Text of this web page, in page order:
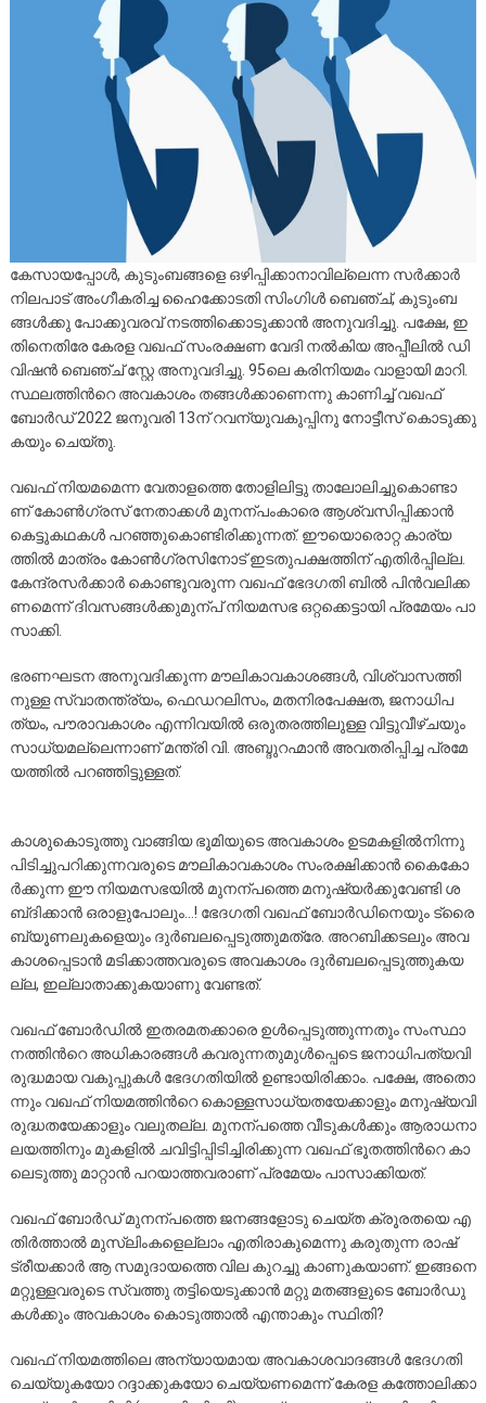
കേ​സാ​യ​പ്പോ​ൾ, കു​ടും​ബ​ങ്ങ​ളെ ഒ​ഴി​പ്പി​ക്കാ​നാ​വി​ല്ലെ​ന്ന സ​ർ​ക്കാ​ർ
നി​ല​പാ​ട് അം​ഗീ​ക​രി​ച്ച ഹൈ​ക്കോ​ട​തി സിം​ഗി​ൾ ബെ​ഞ്ച്, കു​ടും​ബ​
ങ്ങ​ൾ​ക്കു പോ​ക്കു​വ​ര​വ് ന​ട​ത്തി​ക്കൊ​ടു​ക്കാ​ൻ അ​നു​വ​ദി​ച്ചു. പ​ക്ഷേ, ഇ​
തി​നെ​തി​രേ കേ​ര​ള വ​ഖ​ഫ് സം​ര​ക്ഷ​ണ വേ​ദി ന​ൽ​കി​യ അ​പ്പീ​ലി​ൽ ഡി​
വി​ഷ​ൻ ബെ​ഞ്ച് സ്റ്റേ ​അ​നു​വ​ദി​ച്ചു. 95ലെ ​ക​രി​നി​യ​മം വാ​ളാ​യി മാ​റി.
സ്ഥ​ല​ത്തി​ന്‍റെ അ​വ​കാ​ശം ത​ങ്ങ​ൾ​ക്കാ​ണെ​ന്നു കാ​ണി​ച്ച് വ​ഖ​ഫ്
ബോ​ർ​ഡ് 2022 ജ​നു​വ​രി 13ന് ​റ​വ​ന്യു​വ​കു​പ്പി​നു നോ​ട്ടീ​സ് കൊ​ടു​ക്കു​
ക​യും ചെ​യ്തു.
വ​ഖ​ഫ് നി​യ​മ​മെ​ന്ന വേ​താ​ള​ത്തെ തോ​ളി​ലി​ട്ടു താ​ലോ​ലി​ച്ചു​കൊ​ണ്ടാ​
ണ് കോ​ൺ​ഗ്ര​സ് നേ​താ​ക്ക​ൾ മു​ന​ന്പം​കാ​രെ ആ​ശ്വ​സി​പ്പി​ക്കാ​ൻ
കെ​ട്ടു​ക​ഥ​ക​ൾ പ​റ​ഞ്ഞു​കൊ​ണ്ടി​രി​ക്കു​ന്ന​ത്. ഈ​യൊ​രൊ​റ്റ കാ​ര്യ​
ത്തി​ൽ മാ​ത്രം കോ​ൺ​ഗ്ര​സി​നോ​ട് ഇ​ട​തു​പ​ക്ഷ​ത്തി​ന് എ​തി​ർ​പ്പി​ല്ല.
കേ​ന്ദ്ര​സ​ർ​ക്കാ​ർ കൊ​ണ്ടു​വ​രു​ന്ന വ​ഖ​ഫ് ഭേ​ദ​ഗ​തി ബി​ൽ പി​ൻ​വ​ലി​ക്ക​
ണ​മെ​ന്ന് ദി​വ​സ​ങ്ങ​ൾ​ക്കു​മു​ന്പ് നി​യ​മ​സ​ഭ ഒ​റ്റ​ക്കെ​ട്ടാ​യി പ്ര​മേ​യം പാ​
സാ​ക്കി.
ഭ​ര​ണ​ഘ​ട​ന അ​നു​വ​ദി​ക്കു​ന്ന മൗ​ലി​കാ​വ​കാ​ശ​ങ്ങ​ൾ, വി​ശ്വാ​സ​ത്തി​
നു​ള്ള സ്വാ​ത​ന്ത്ര്യം, ഫെ​ഡ​റ​ലി​സം, മ​ത​നി​ര​പേ​ക്ഷ​ത, ജ​നാ​ധി​പ​
ത്യം, പൗ​രാ​വ​കാ​ശം എ​ന്നി​വ​യി​ൽ ഒ​രു​ത​ര​ത്തി​ലു​ള്ള വി​ട്ടു​വീ​ഴ്‌​ച​യും
സാ​ധ്യ​മ​ല്ലെ​ന്നാ​ണ് മ​ന്ത്രി വി. ​അ​ബ്ദു​റ​ഹ്മാ​ൻ അ​വ​ത​രി​പ്പി​ച്ച പ്ര​മേ​
യ​ത്തി​ൽ പ​റ​ഞ്ഞി​ട്ടു​ള്ള​ത്.
കാ​ശു​കൊ​ടു​ത്തു വാ​ങ്ങി​യ ഭൂ​മി​യു​ടെ അ​വ​കാ​ശം ഉ​ട​മ​ക​ളി​ൽ​നി​ന്നു
പി​ടി​ച്ചു​പ​റി​ക്കു​ന്ന​വ​രു​ടെ മൗ​ലി​കാ​വ​കാ​ശം സം​ര​ക്ഷി​ക്കാ​ൻ കൈ​കോ​
ർ​ക്കു​ന്ന ഈ ​നി​യ​മ​സ​ഭ​യി​ൽ മു​ന​ന്പ​ത്തെ മ​നു​ഷ്യ​ർ​ക്കു​വേ​ണ്ടി ശ​
ബ‌്ദി​ക്കാ​ൻ ഒ​രാ​ളു​പോ​ലും…! ഭേ​ദ​ഗ​തി വ​ഖ​ഫ് ബോ​ർ​ഡി​നെ​യും ട്രൈ​
ബ്യൂ​ണ​ലു​ക​ളെ​യും ദു​ർ​ബ​ല​പ്പെ​ടു​ത്തു​മ​ത്രേ. അ​റ​ബി​ക്ക​ട​ലും അ​വ​
കാ​ശ​പ്പെ​ടാ​ൻ മ​ടി​ക്കാ​ത്ത​വ​രു​ടെ അ​വ​കാ​ശം ദു​ർ​ബ​ല​പ്പെ​ടു​ത്തു​ക​യ​
ല്ല, ഇ​ല്ലാ​താ​ക്കു​ക​യാ​ണു വേ​ണ്ട​ത്.
വ​ഖ​ഫ് ബോ​ർ​ഡി​ൽ ഇ​ത​ര​മ​ത​ക്കാ​രെ ഉ​ൾ​പ്പെ​ടു​ത്തു​ന്ന​തും സം​സ്ഥാ​
ന​ത്തി​ന്‍റെ അ​ധി​കാ​ര​ങ്ങ​ൾ ക​വ​രു​ന്ന​തു​മു​ൾ​പ്പെ​ടെ ജ​നാ​ധി​പ​ത്യ​വി​
രു​ദ്ധ​മാ​യ വ​കു​പ്പു​ക​ൾ ഭേ​ദ​ഗ​തി​യി​ൽ ഉ​ണ്ടാ​യി​രി​ക്കാം. പ​ക്ഷേ, അ​തൊ​
ന്നും വ​ഖ​ഫ് നി​യ​മ​ത്തി​ന്‍റെ കൊ​ള്ള​സാ​ധ്യ​ത​യേ​ക്കാ​ളും മ​നു​ഷ്യ​വി​
രു​ദ്ധ​ത​യേ​ക്കാ​ളും വ​ലു​ത​ല്ല. മു​ന​ന്പ​ത്തെ വീ​ടു​ക​ൾ​ക്കും ആ​രാ​ധ​നാ​
ല​യ​ത്തി​നും മു​ക​ളി​ൽ ച​വി​ട്ടി​പ്പി​ടി​ച്ചി​രി​ക്കു​ന്ന വ​ഖ​ഫ് ഭൂ​ത​ത്തി​ന്‍റെ കാ​
ലെ​ടു​ത്തു മാ​റ്റാ​ൻ പ​റ​യാ​ത്ത​വ​രാ​ണ് പ്ര​മേ​യം പാ​സാ​ക്കി​യ​ത്.
വ​ഖ​ഫ് ബോ​ർ​ഡ് മു​ന​ന്പ​ത്തെ ജ​ന​ങ്ങ​ളോ​ടു ചെ​യ്ത ക്രൂ​ര​ത​യെ എ​
തി​ർ​ത്താ​ൽ മു​സ്‌​ലിം​ക​ളെ​ല്ലാം എ​തി​രാ​കു​മെ​ന്നു ക​രു​തു​ന്ന രാ​ഷ്‌​
ട്രീ​യ​ക്കാ​ർ ആ ​സ​മു​ദാ​യ​ത്തെ വി​ല കു​റ​ച്ചു കാ​ണു​ക​യാ​ണ്. ഇ​ങ്ങ​നെ
മ​റ്റു​ള്ള​വ​രു​ടെ സ്വ​ത്തു ത​ട്ടി​യെ​ടു​ക്കാ​ൻ മ​റ്റു മ​ത​ങ്ങ​ളു​ടെ ബോ​ർ​ഡു​
ക​ൾ​ക്കും അ​വ​കാ​ശം കൊ​ടു​ത്താ​ൽ എ​ന്താ​കും സ്ഥി​തി?
വ​ഖ​ഫ് നി​യ​മ​ത്തി​ലെ അ​ന്യാ​യ​മാ​യ അ​വ​കാ​ശ​വാ​ദ​ങ്ങ​ൾ ഭേ​ദ​ഗ​തി
ചെ​യ്യു​ക​യോ റ​ദ്ദാ​ക്കു​ക​യോ ചെ​യ്യ​ണ​മെ​ന്ന് കേ​ര​ള ക​ത്തോ​ലി​ക്കാ